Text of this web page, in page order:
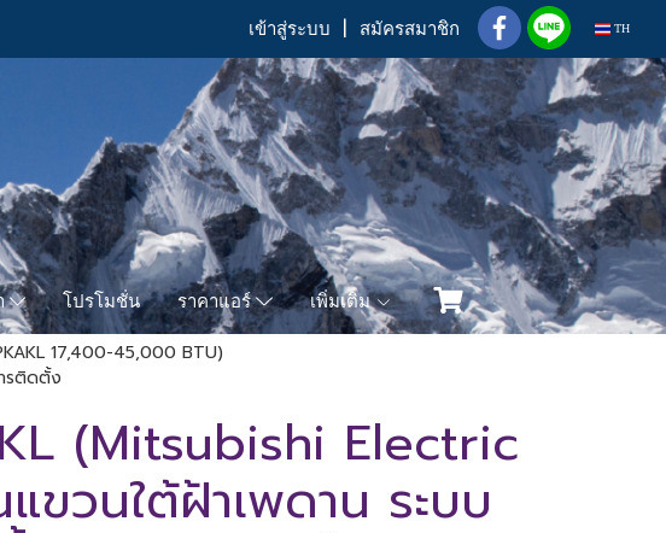
เข้าสู่ระบบ สมัครสมาชิก TH
โปรโมชั่น ราคาแอร์ เพิ่มเติม
17,400-45,000 BTU)
รติดตั้ง
(Mitsubishi Electric
ขวนใต้ฝ้าเพดาน ระบบ